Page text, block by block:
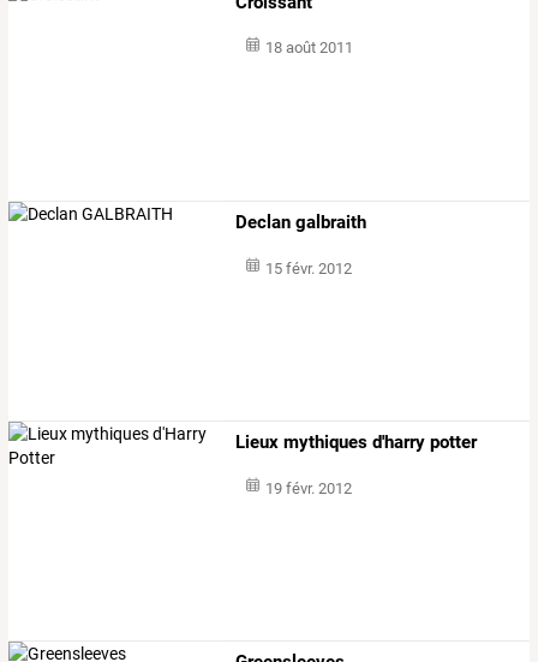
18 août 2011
Declan galbraith
15 févr. 2012
Lieux mythiques d'harry potter
19 févr. 2012